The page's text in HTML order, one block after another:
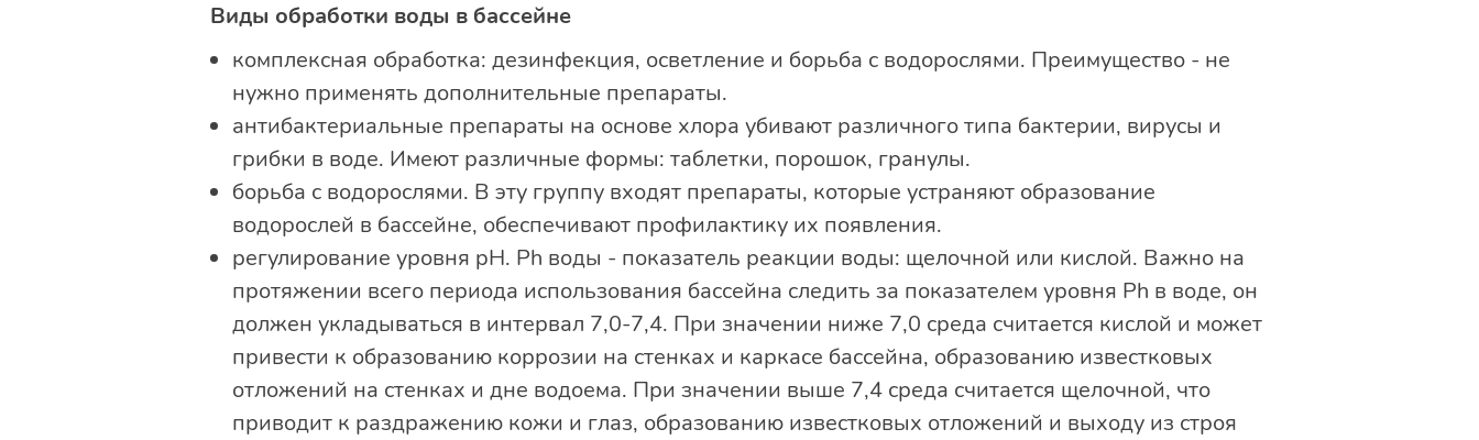
Виды обработки воды в бассейне
комплексная обработка: дезинфекция, осветление и борьба с водорослями. Преимущество - не
нужно применять дополнительные препараты.
антибактериальные препараты на основе хлора убивают различного типа бактерии, вирусы и
грибки в воде. Имеют различные формы: таблетки, порошок, гранулы.
борьба с водорослями. В эту группу входят препараты, которые устраняют образование
водорослей в бассейне, обеспечивают профилактику их появления.
регулирование уровня pH. Ph воды - показатель реакции воды: щелочной или кислой. Важно на
протяжении всего периода использования бассейна следить за показателем уровня Ph в воде, он
должен укладываться в интервал 7,0-7,4. При значении ниже 7,0 среда считается кислой и может
привести к образованию коррозии на стенках и каркасе бассейна, образованию известковых
отложений на стенках и дне водоема. При значении выше 7,4 среда считается щелочной, что
приводит к раздражению кожи и глаз, образованию известковых отложений и выходу из строя